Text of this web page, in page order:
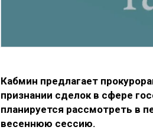
Кабмин предлагает
признании сделок в сфере
планируется рассмотреть в
весеннюю сессию.